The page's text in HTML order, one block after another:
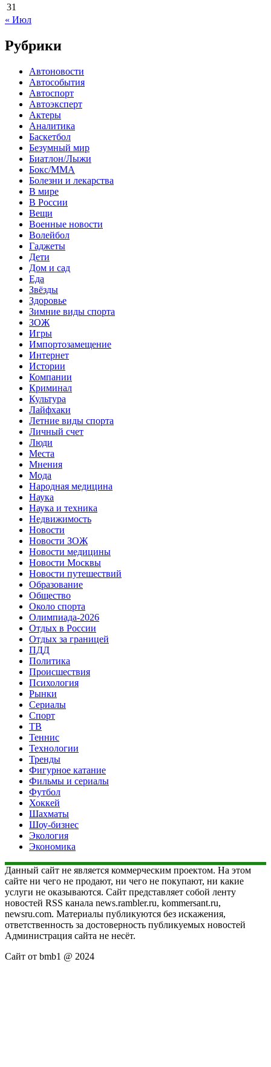
31
« Июл
Рубрики
Автоновости
Автособытия
Автоспорт
Автоэксперт
Актеры
Аналитика
Баскетбол
Безумный мир
Биатлон/Лыжи
Бокс/MMA
Болезни и лекарства
В мире
В России
Вещи
Военные новости
Волейбол
Гаджеты
Дети
Дом и сад
Еда
Звёзды
Здоровье
Зимние виды спорта
ЗОЖ
Игры
Импортозамещение
Интернет
Истории
Компании
Криминал
Культура
Лайфхаки
Летние виды спорта
Личный счет
Люди
Места
Мнения
Мода
Народная медицина
Наука
Наука и техника
Недвижимость
Новости
Новости ЗОЖ
Новости медицины
Новости Москвы
Новости путешествий
Образование
Общество
Около спорта
Олимпиада-2026
Отдых в России
Отдых за границей
ПДД
Политика
Происшествия
Психология
Рынки
Сериалы
Спорт
ТВ
Теннис
Технологии
Тренды
Фигурное катание
Фильмы и сериалы
Футбол
Хоккей
Шахматы
Шоу-бизнес
Экология
Экономика
Данный сайт не является коммерческим проектом. На этом
сайте ни чего не продают, ни чего не покупают, ни какие
услуги не оказываются. Сайт представляет собой ленту
новостей RSS канала news.rambler.ru, kommersant.ru,
newsru.com. Материалы публикуются без искажения,
ответственность за достоверность публикуемых новостей
Администрация сайта не несёт.
Сайт от bmb1 @ 2024